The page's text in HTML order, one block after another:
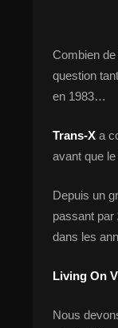
Combien
question
en 1983…
Trans-X a
avant que
Depuis un
passant par
dans les
Living On
Nous